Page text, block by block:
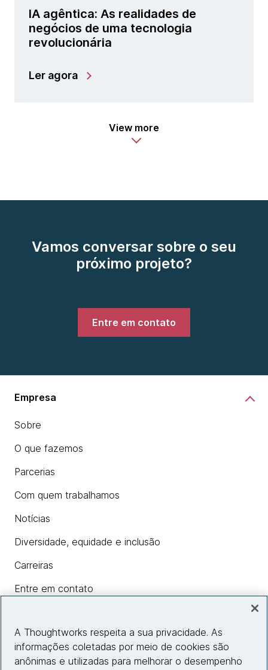
IA agêntica: As realidades de
negócios de uma tecnologia
revolucionária
Ler agora
View more
Vamos conversar sobre o seu
próximo projeto?
Entre em contato
Empresa
Sobre
O que fazemos
Parcerias
Com quem trabalhamos
Notícias
Diversidade, equidade e inclusão
Carreiras
Entre em contato
Insights
A Thoughtworks respeita a sua privacidade. As
informações coletadas por meio de cookies são
anônimas e utilizadas para melhorar o desempenho